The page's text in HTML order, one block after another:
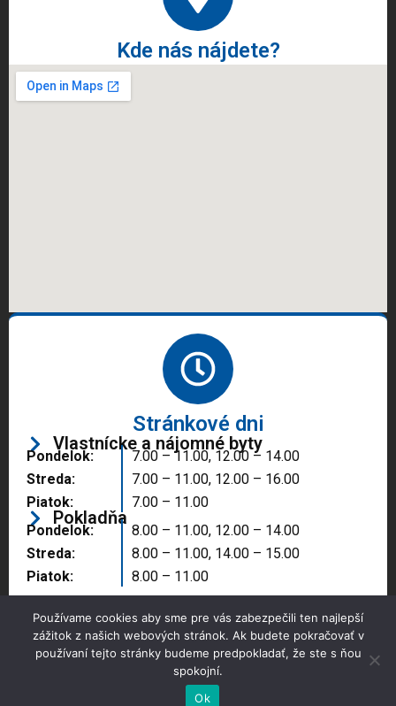
Kde nás nájdete?
Stránkové dni
Vlastnícke a nájomné byty
Pondelok:
Streda:
Piatok:
7.00 – 11.00, 12.00 – 14.00
7.00 – 11.00, 12.00 – 16.00
7.00 – 11.00
Pokladňa
Pondelok:
Streda:
Piatok:
8.00 – 11.00, 12.00 – 14.00
8.00 – 11.00, 14.00 – 15.00
8.00 – 11.00
Copyright © 2025 Správa majetku mesta, n.o.,
Partizánske
Používame cookies aby sme pre vás zabezpečili ten najlepší
zážitok z našich webových stránok. Ak budete pokračovať v
používaní tejto stránky budeme predpokladať, že ste s ňou
spokojní.
Ok